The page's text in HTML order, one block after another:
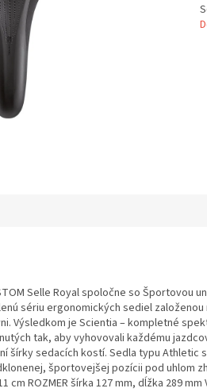
Selle Royal spoločne so Športovou
sériu ergonomických sediel
Výsledkom je Scientia – kompletné
tak, aby vyhovovali každému
šírky sedacích kostí. Sedla typu Athletic
športovejšej pozícii pod uhlom
cm ROZMER šírka 127 mm, dĺžka 289 mm